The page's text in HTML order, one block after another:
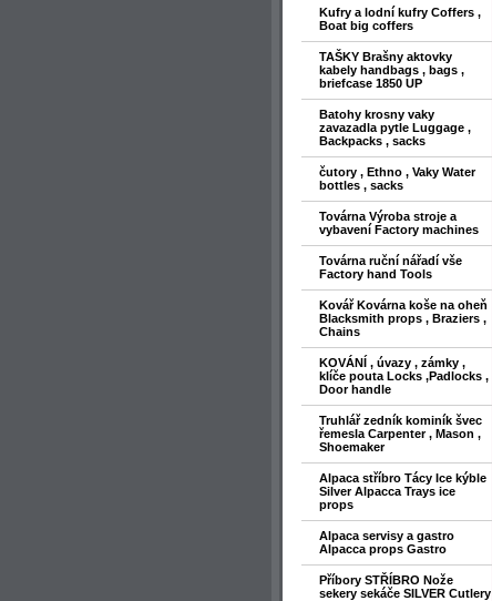
Kufry a lodní kufry Coffers ,
Boat big coffers
TAŠKY Brašny aktovky
kabely handbags , bags ,
briefcase 1850 UP
Batohy krosny vaky
zavazadla pytle Luggage ,
Backpacks , sacks
čutory , Ethno , Vaky Water
bottles , sacks
Továrna Výroba stroje a
vybavení Factory machines
Továrna ruční nářadí vše
Factory hand Tools
Kovář Kovárna koše na oheň
Blacksmith props , Braziers ,
Chains
KOVÁNÍ , úvazy , zámky ,
klíče pouta Locks ,Padlocks ,
Door handle
Truhlář zedník kominík švec
řemesla Carpenter , Mason ,
Shoemaker
Alpaca stříbro Tácy Ice kýble
Silver Alpacca Trays ice
props
Alpaca servisy a gastro
Alpacca props Gastro
Příbory STŘÍBRO Nože
sekery sekáče SILVER Cutlery